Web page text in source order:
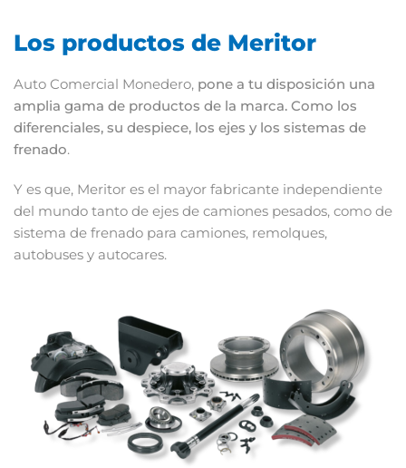
Los productos de Meritor
Auto Comercial Monedero, pone a tu disposición una
amplia gama de productos de la marca. Como los
diferenciales, su despiece, los ejes y los sistemas de
frenado.
Y es que, Meritor es el mayor fabricante independiente
del mundo tanto de ejes de camiones pesados, como de
sistema de frenado para camiones, remolques,
autobuses y autocares.